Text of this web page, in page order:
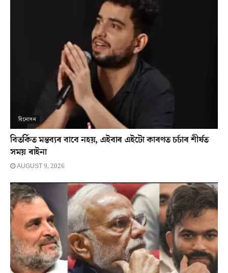
বিনোদন
বিতৰ্কিত মন্তব্যৰ বাবে নহয়, এইবাৰ এইটো কাৰণত চৰ্চাৰ শীৰ্ষত
সময় ৰাইনা
AUGUST 9, 2026